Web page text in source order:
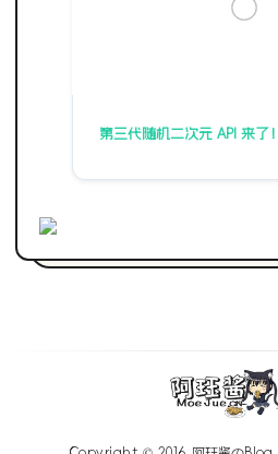
第三代随机二次元 API 来了！